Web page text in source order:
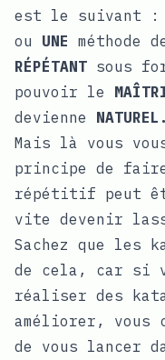
est le suivant :
ou UNE méthode
RÉPÉTANT sous
pouvoir le
devienne NATUREL.
Mais là vous
principe de faire
répétitif peut
vite devenir
Sachez que les
de cela, car si
réaliser des
améliorer, vous
de vous lancer